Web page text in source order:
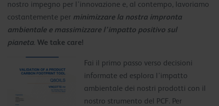
nostro impegno per l’innovazione e, al contempo, lavoriamo
costantemente per minimizzare la nostra impronta
ambientale e massimizzare l’impatto positivo sul
pianeta. We take care!
Fai il primo passo verso decisioni
informate ed esplora l’impatto
ambientale dei nostri prodotti con il
nostro strumento del PCF. Per